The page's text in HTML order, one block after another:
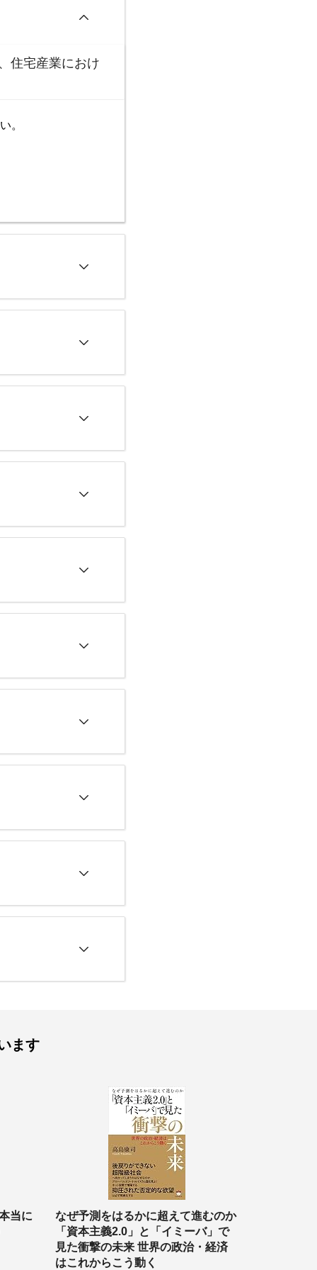
住宅産業におけ
。
ます
当に
なぜ予測をはるかに超えて進むのか
「資本主義2.0」と「イミーバ」で
見た衝撃の未来 世界の政治・経済
はこれからこう動く